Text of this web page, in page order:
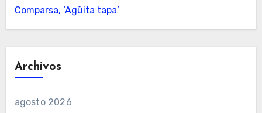
Comparsa, ‘Agüita tapa’
Archivos
agosto 2026